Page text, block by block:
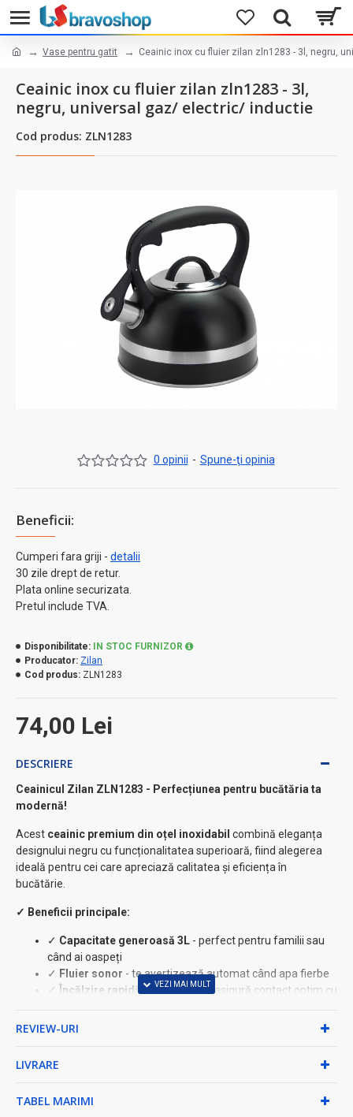
Vase pentru gatit Ceainic inox cu fluier zilan zln1283 - 3l, negru,
Ceainic inox cu fluier zilan zln1283 - 3l,
negru, universal gaz/ electric/ inductie
Cod produs: ZLN1283
Beneficii:
Cumperi fara griji - detalii
30 zile drept de retur.
Plata online securizata.
Pretul include TVA.
0 opinii - Spune-ţi opinia
74,00 Lei
Disponibilitate:
IN STOC FURNIZOR
Producator: Zilan
Cod produs: ZLN1283
DESCRIERE
Ceainicul Zilan ZLN1283 - Perfecțiunea pentru bucătăria ta
modernă!
Acest ceainic premium din oțel inoxidabil combină eleganța
designului negru cu funcționalitatea superioară, fiind alegerea
ideală pentru cei care apreciază calitatea și eficiența în
bucătărie.
✓ Beneficii principale:
✓ Capacitate generoasă 3L - perfect pentru familii sau
când ai oaspeți
✓ Fluier sonor - te avertizează automat când apa fierbe
✓ Încălzire rapidă ⚡ - baza largă asigură contact optim cu
✓ Compatibilitate universală
deschis
Caracteristici tehnice:
REVIEW-URI
LIVRARE
TABEL MARIMI